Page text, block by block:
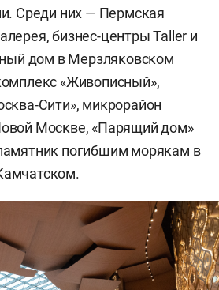
Среди них — Пермская
бизнес-центры Taller и
дом в Мерзляковском
«Живописный»,
Сити», микрорайон
Москве, «Парящий дом»
погибшим морякам в